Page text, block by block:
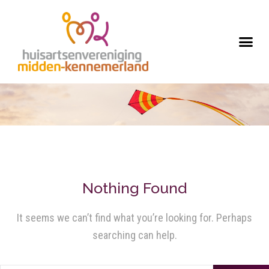
Nothing Found
It seems we can’t find what you’re looking for. Perhaps
searching can help.